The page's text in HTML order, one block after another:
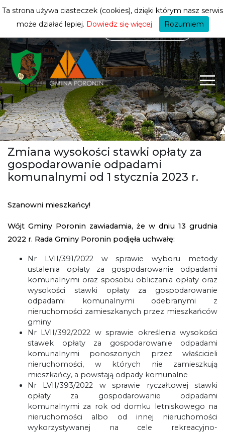
mieszkańca
Zmiana wysokości stawki opłaty za
gospodarowanie odpadami
komunalnymi od 1 stycznia 2023 r.
Szanowni mieszkańcy!
Wójt Gminy Poronin zawiadamia, że w dniu 13 grudnia
2022 r. Rada Gminy Poronin podjęła uchwałę:
Nr LVII/391/2022 w sprawie wyboru metody
ustalenia opłaty za gospodarowanie odpadami
komunalnymi oraz sposobu obliczania opłaty oraz
wysokości stawki opłaty za gospodarowanie
odpadami komunalnymi odebranymi z
nieruchomości zamieszkanych przez mieszkańców
gminy
Nr LVII/392/2022 w sprawie określenia wysokości
stawek opłaty za gospodarowanie odpadami
komunalnymi ponoszonych przez właścicieli
nieruchomości, w których nie zamieszkują
mieszkańcy, a powstają odpady komunalne
Nr LVII/393/2022 w sprawie ryczałtowej stawki
opłaty za gospodarowanie odpadami
komunalnymi za rok od domku letniskowego na
nieruchomości albo od innej nieruchomości
wykorzystywanej na cele rekreacyjno-
Ta strona używa ciasteczek (cookies), dzięki którym nasz serwis
może działać lepiej. Dowiedz się więcej Rozumiem